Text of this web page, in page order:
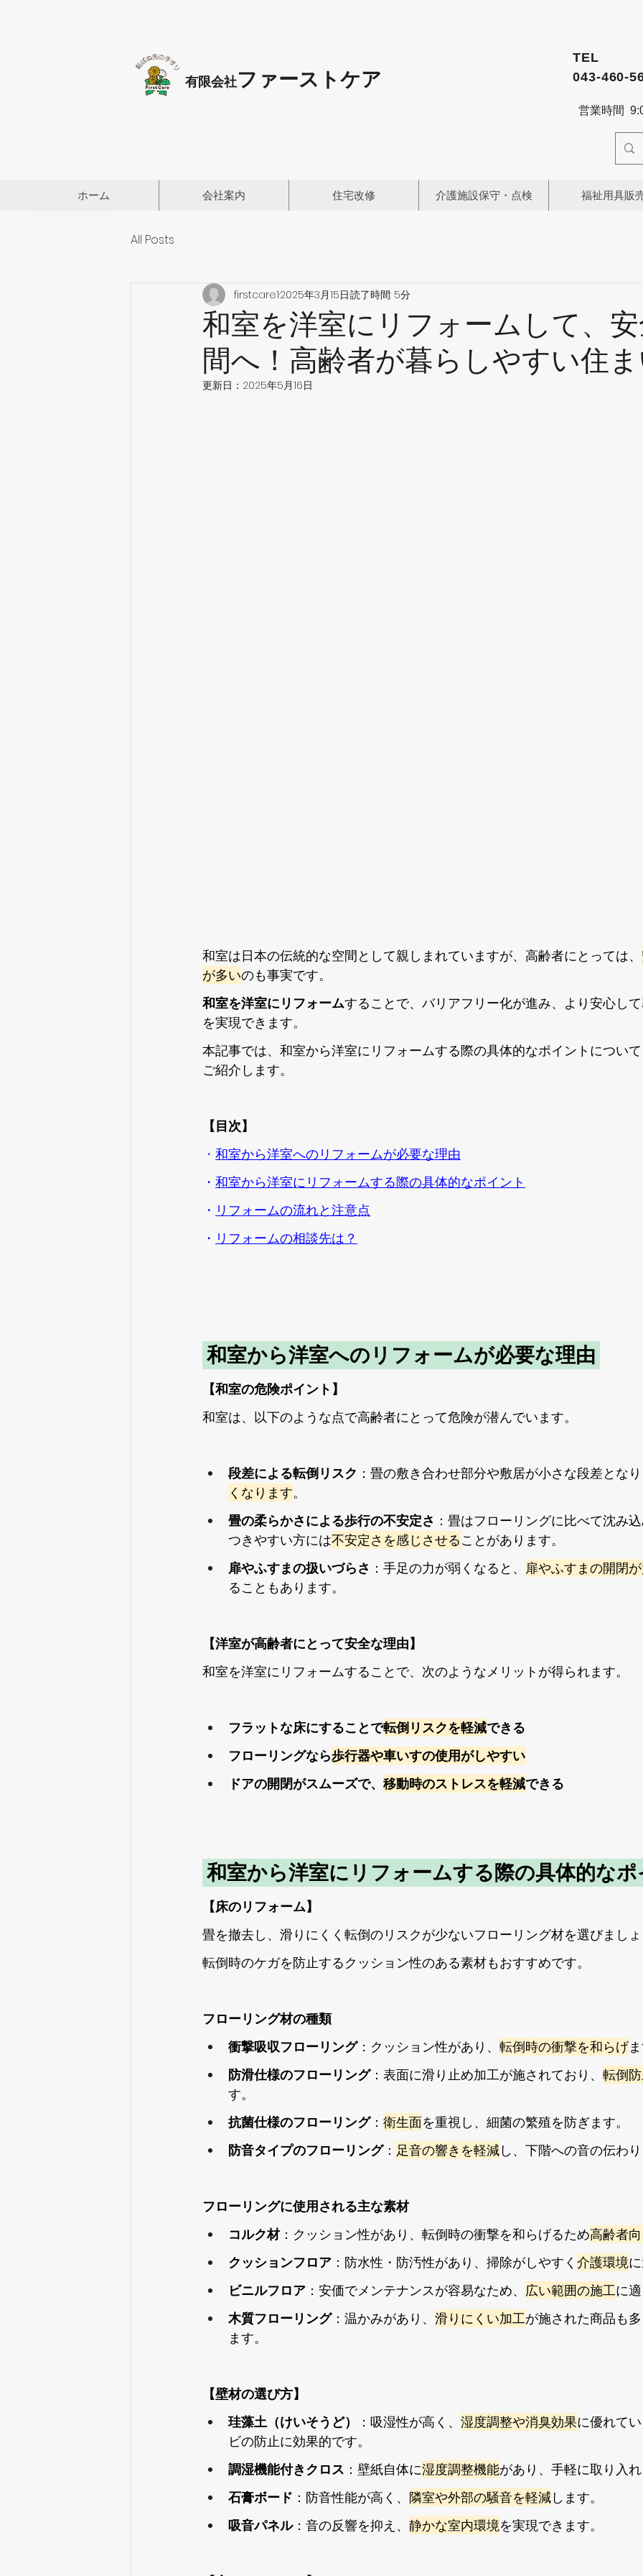
有限会社ファーストケア
TEL
043-460-
営業時間
ホーム 会社案内 住宅改修 介護施設保守・点検 福祉用具販
All Posts
和室を洋室にリフォームして、
間へ！高齢者が暮らしやすい住
firstcare12025年3月15日読了時間: 5分
更新日： 2025年5月16日
和室は日本の伝統的な空間として親しまれていますが、高齢者にとっては、
が多いのも事実です。
和室を洋室にリフォームすることで、バリアフリー化が進み、より安心し
を実現できます。
本記事では、和室から洋室にリフォームする際の具体的なポイントについ
ご紹介します。
【目次】
・ 和室から洋室へのリフォームが必要な理由
・ 和室から洋室にリフォームする際の具体的なポイント
・ リフォームの流れと注意点
・ リフォームの相談先は？
和室から洋室へのリフォームが必要な理由
【和室の危険ポイント】
和室は、以下のような点で高齢者にとって危険が潜んでいます。
段差による転倒リスク ：畳の敷き合わせ部分や敷居が小さな段差とな
くなります。
畳の柔らかさによる歩行の不安定さ ：畳はフローリングに比べて沈み
つきやすい方には不安定さを感じさせることがあります。
扉やふすまの扱いづらさ ：手足の力が弱くなると、 扉やふすまの開閉
ることもあります。
【洋室が高齢者にとって安全な理由】
和室を洋室にリフォームすることで、次のようなメリットが得られます。
フラットな床にすることで転倒リスクを軽減できる
フローリングなら歩行器や車いすの使用がしやすい
ドアの開閉がスムーズで、 移動時のストレスを軽減できる
和室から洋室にリフォームする際の具体的な
【床のリフォーム】
畳を撤去し、滑りにくく転倒のリスクが少ないフローリング材を選びまし
転倒時のケガを防止するクッション性のある素材もおすすめです。
フローリング材の種類
衝撃吸収フローリング：クッション性があり、 転倒時の衝撃を和らげ
防滑仕様のフローリング：表面に滑り止め加工が施されており、 転倒
す。
抗菌仕様のフローリング： 衛生面を重視し、細菌の繁殖を防ぎます。
防音タイプのフローリング： 足音の響きを軽減し、下階への音の伝わ
フローリングに使用される主な素材
コルク材：クッション性があり、転倒時の衝撃を和らげるため高齢者
クッションフロア ：防水性・防汚性があり、掃除がしやすく 介護環境
ビニルフロア ：安価でメンテナンスが容易なため、 広い範囲の施工に
木質フローリング：温かみがあり、 滑りにくい加工が施された商品も
ます。
【壁材の選び方】
珪藻土（けいそうど）
：吸湿性が高く、 湿度調整や消臭効果に優れて
ビの防止に効果的です。
調湿機能付きクロス ：壁紙自体に湿度調整機能があり、手軽に取り入
石膏ボード ：防音性能が高く、 隣室や外部の騒音を軽減します。
吸音パネル：音の反響を抑え、 静かな室内環境を実現できます。